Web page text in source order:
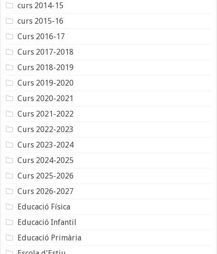
curs 2014-15
curs 2015-16
Curs 2016-17
Curs 2017-2018
Curs 2018-2019
Curs 2019-2020
Curs 2020-2021
Curs 2021-2022
Curs 2022-2023
Curs 2023-2024
Curs 2024-2025
Curs 2025-2026
Curs 2026-2027
Educació Física
Educació Infantil
Educació Primària